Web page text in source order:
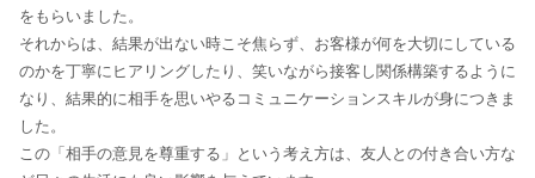
をもらいました。
それからは、結果が出ない時こそ焦らず、お客様が何を大切にしている
のかを丁寧にヒアリングしたり、笑いながら接客し関係構築するように
なり、結果的に相手を思いやるコミュニケーションスキルが身につきま
した。
この「相手の意見を尊重する」という考え方は、友人との付き合い方な